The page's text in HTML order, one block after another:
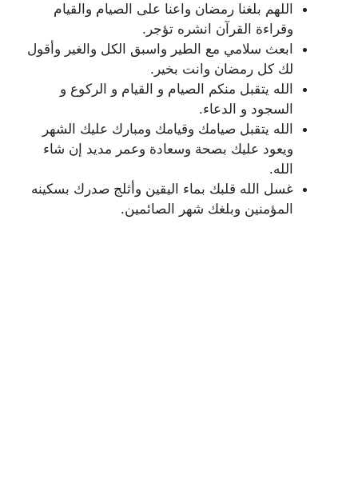
اللهم بلغنا رمضان واعنا على الصيام والقيام
وقراءة القرآن انشره تؤجر.
ابعث سلامي مع الطير واسبق الكل والغير وأقول
لك كل رمضان وانت بخير.
الله يتقبل منكم الصيام و القيام و الركوع و
السجود و الدعاء.
الله يتقبل صيامك وقيامك ومبارك عليك الشهر
ويعود عليك بصحة وسعادة وعمر مديد إن شاء
الله.
غسل الله قلبك بماء اليقين وأثلج صدرك بسكينه
المؤمنين وبلغك شهر الصائمين.